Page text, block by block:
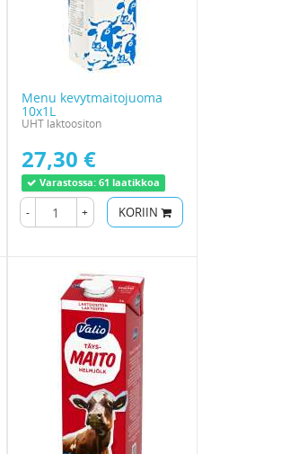
Menu kevytmaitojuoma
10x1L
UHT laktoositon
27,30 €
Varastossa: 61 laatikkoa
- + KORIIN